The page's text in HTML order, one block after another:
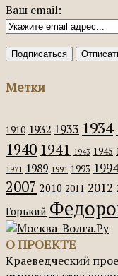
Ваш email:
Метки
1910 1932 1933 1934
1940 1941 1943 1945
1971 1989 1991 1993 1994
2007 2010 2011 2012
Горький
О ПРОЕКТЕ
Краеведческий